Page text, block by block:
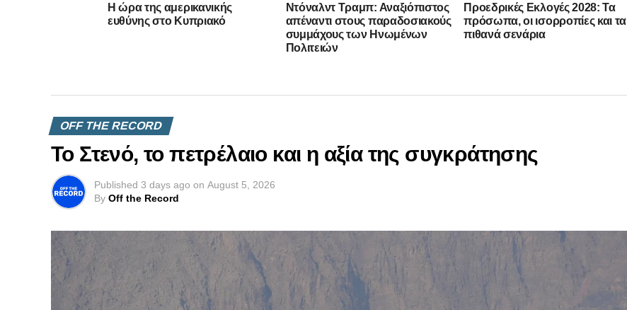
Η ώρα της αμερικανικής
ευθύνης στο Κυπριακό
Ντόναλντ Τραμπ: Αναξιόπιστος
απέναντι στους παραδοσιακούς
συμμάχους των Ηνωμένων
Πολιτειών
Προεδρικές Εκλογές 2028: Τα
πρόσωπα, οι ισορροπίες και τα
πιθανά σενάρια
OFF THE RECORD
Το Στενό, το πετρέλαιο και η αξία της συγκράτησης
Published 3 days ago on August 5, 2026
By Off the Record